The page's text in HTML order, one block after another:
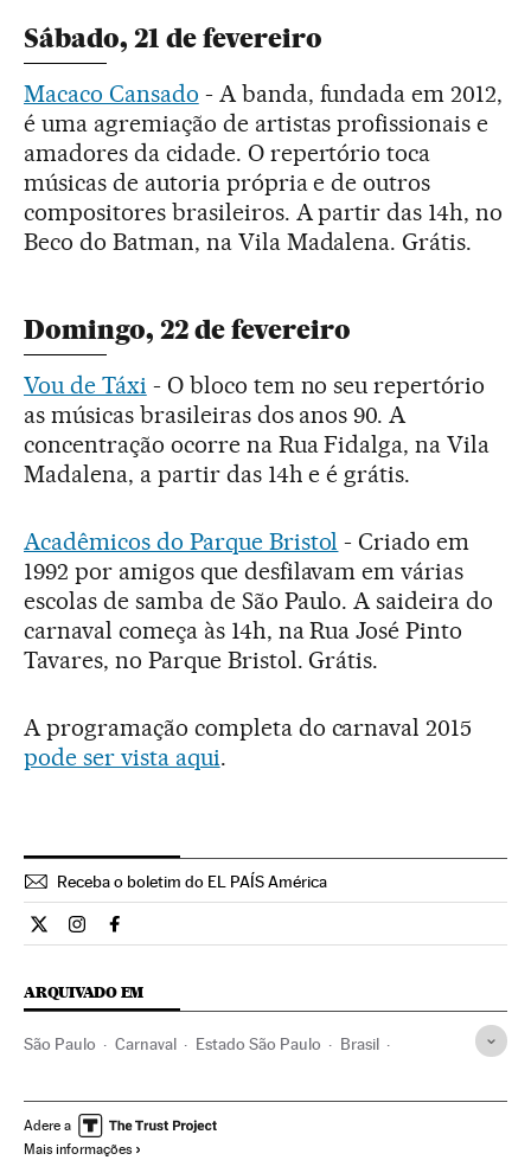
Sábado, 21 de fevereiro
Macaco Cansado - A banda, fundada em 2012,
é uma agremiação de artistas profissionais e
amadores da cidade. O repertório toca
músicas de autoria própria e de outros
compositores brasileiros. A partir das 14h, no
Beco do Batman, na Vila Madalena. Grátis.
Domingo, 22 de fevereiro
Vou de Táxi - O bloco tem no seu repertório
as músicas brasileiras dos anos 90. A
concentração ocorre na Rua Fidalga, na Vila
Madalena, a partir das 14h e é grátis.
Acadêmicos do Parque Bristol - Criado em
1992 por amigos que desfilavam em várias
escolas de samba de São Paulo. A saideira do
carnaval começa às 14h, na Rua José Pinto
Tavares, no Parque Bristol. Grátis.
A programação completa do carnaval 2015
pode ser vista aqui.
Receba o boletim do EL PAÍS América
Cultura El País Brasil en Twitter
Cultura El País Brasil en Instagram
Cultura El País Brasil en Facebook
ARQUIVADO EM
São Paulo Carnaval Estado São Paulo Brasil
América Latina Eventos
Festas populares
Adere a
Mais informações